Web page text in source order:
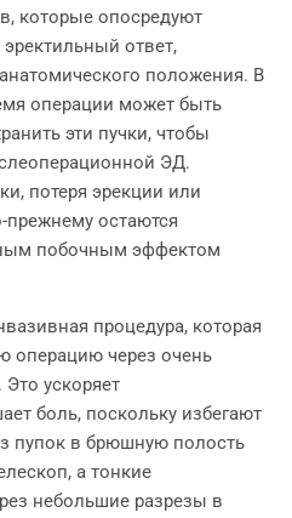
которые опосредуют
ответ,
положения. В
операции может быть
эти пучки, чтобы
ЭД.
потеря эрекции или
остаются
побочным эффектом
процедура, которая
операцию через очень
ускоряет
боль, поскольку избегают
пупок в брюшную полость
а тонкие
небольшие разрезы в